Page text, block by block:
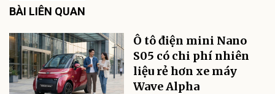
BÀI LIÊN QUAN
Ô tô điện mini Nano
S05 có chi phí nhiên
liệu rẻ hơn xe máy
Wave Alpha